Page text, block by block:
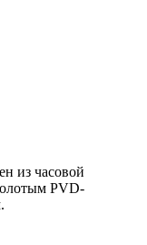
из часовой
PVD-